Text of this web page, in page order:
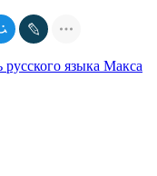
языка Макса